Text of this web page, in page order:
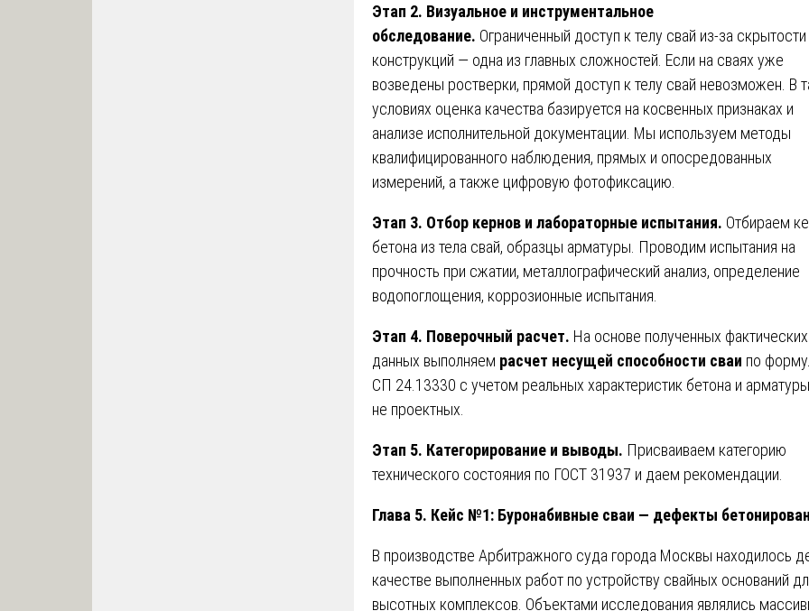
Этап 2. Визуальное и инструментальное
обследование. Ограниченный доступ к телу свай из-за скрытости
конструкций — одна из главных сложностей. Если на сваях уже
возведены ростверки, прямой доступ к телу свай невозможен. В
условиях оценка качества базируется на косвенных признаках и
анализе исполнительной документации. Мы используем методы
квалифицированного наблюдения, прямых и опосредованных
измерений, а также цифровую фотофиксацию.
Этап 3. Отбор кернов и лабораторные испытания. Отбираем
бетона из тела свай, образцы арматуры. Проводим испытания на
прочность при сжатии, металлографический анализ, определение
водопоглощения, коррозионные испытания.
Этап 4. Поверочный расчет. На основе полученных фактических
данных выполняем расчет несущей способности сваи по
СП 24.13330 с учетом реальных характеристик бетона и
не проектных.
Этап 5. Категорирование и выводы. Присваиваем категорию
технического состояния по ГОСТ 31937 и даем рекомендации.
Глава 5. Кейс №1: Буронабивные сваи — дефекты
В производстве Арбитражного суда города Москвы находилось
качестве выполненных работ по устройству свайных оснований
высотных комплексов. Объектами исследования являлись